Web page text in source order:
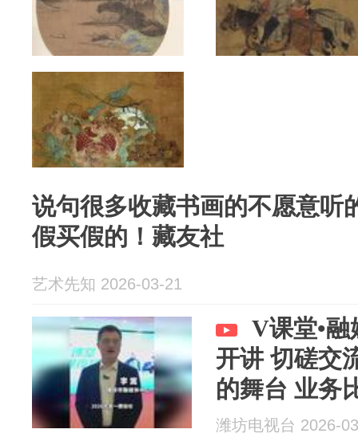
说句很多收藏书画的不愿意听
假买假的！藏友社
艺术先知 2026-03-21
V课堂•
开讲 切磋交
的舞台 业务
潍坊电视台 2026-